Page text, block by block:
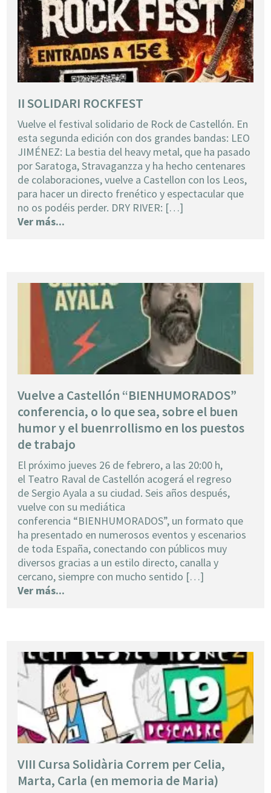
II SOLIDARI ROCKFEST
Vuelve el festival solidario de Rock de Castellón. En
esta segunda edición con dos grandes bandas: LEO
JIMÉNEZ: La bestia del heavy metal, que ha pasado
por Saratoga, Stravaganzza y ha hecho centenares
de colaboraciones, vuelve a Castellon con los Leos,
para hacer un directo frenético y espectacular que
no os podéis perder. DRY RIVER: […]
Ver más...
Vuelve a Castellón “BIENHUMORADOS”
conferencia, o lo que sea, sobre el buen
humor y el buenrrollismo en los puestos
de trabajo
El próximo jueves 26 de febrero, a las 20:00 h,
el Teatro Raval de Castellón acogerá el regreso
de Sergio Ayala a su ciudad. Seis años después,
vuelve con su mediática
conferencia “BIENHUMORADOS”, un formato que
ha presentado en numerosos eventos y escenarios
de toda España, conectando con públicos muy
diversos gracias a un estilo directo, canalla y
cercano, siempre con mucho sentido […]
Ver más...
VIII Cursa Solidària Correm per Celia,
Marta, Carla (en memoria de Maria)